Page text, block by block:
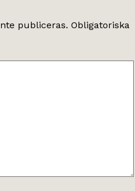
publiceras. Obligatoriska